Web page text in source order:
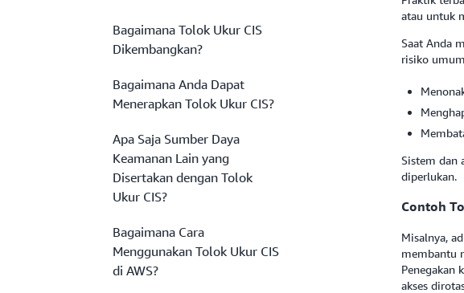
Bagaimana Tolok Ukur CIS
Dikembangkan?
Bagaimana Anda Dapat
Menerapkan Tolok Ukur CIS?
Apa Saja Sumber Daya
Keamanan Lain yang
Disertakan dengan Tolok
Ukur CIS?
Bagaimana Cara
Menggunakan Tolok Ukur CIS
di AWS?
atau untuk
Saat Anda
risiko
Sistem dan
diperlukan.
Contoh
Misalnya,
membantu
Penegakan
akses